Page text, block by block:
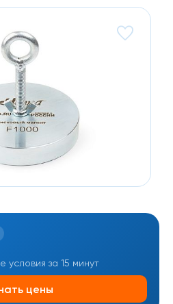
условия за 15 минут
цены